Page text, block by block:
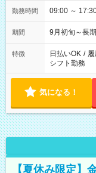
勤務時間 09:00 ～
期間 9月初旬～長
特徴 日払いOK /
シフト勤務
気になる！
【夏休み限定】